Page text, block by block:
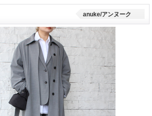
anuke/アンヌーク